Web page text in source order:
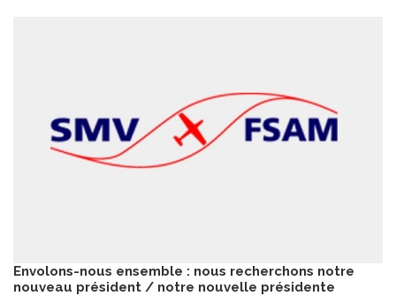
Envolons-nous ensemble : nous recherchons notre
nouveau président / notre nouvelle présidente